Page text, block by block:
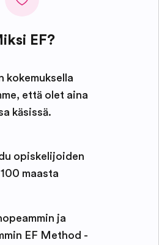
EF?
kokemuksella
että olet aina
käsissä.
opiskelijoiden
maasta
ja
EF Method -